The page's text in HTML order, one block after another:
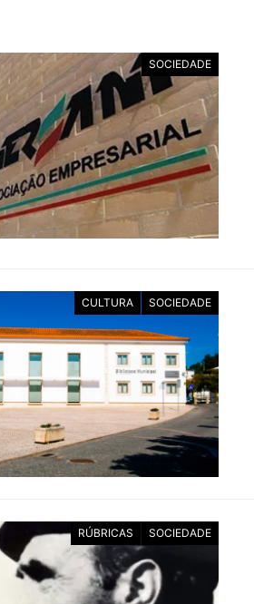
SOCIEDADE
CULTURA SOCIEDADE
RÚBRICAS SOCIEDADE